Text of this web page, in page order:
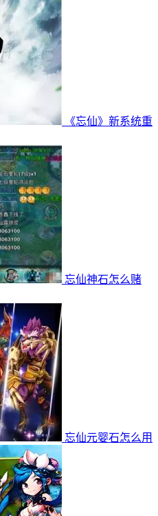
《忘仙》新系统重
忘仙神石怎么赌
忘仙元婴石怎么用